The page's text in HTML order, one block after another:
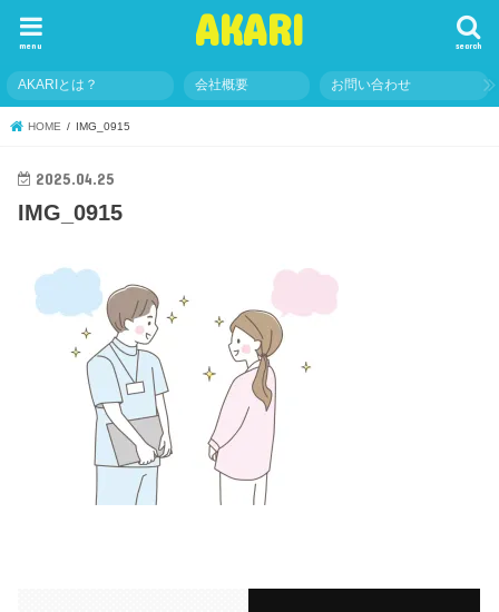
AKARI search
menu
AKARIとは？ 会社概要 お問い合わせ
HOME IMG_0915
2025.04.25
IMG_0915